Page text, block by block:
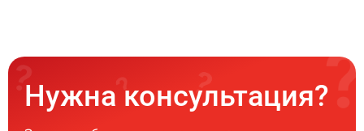
Нужна консультация?